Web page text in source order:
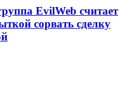
EvilWeb считает
сорвать сделку